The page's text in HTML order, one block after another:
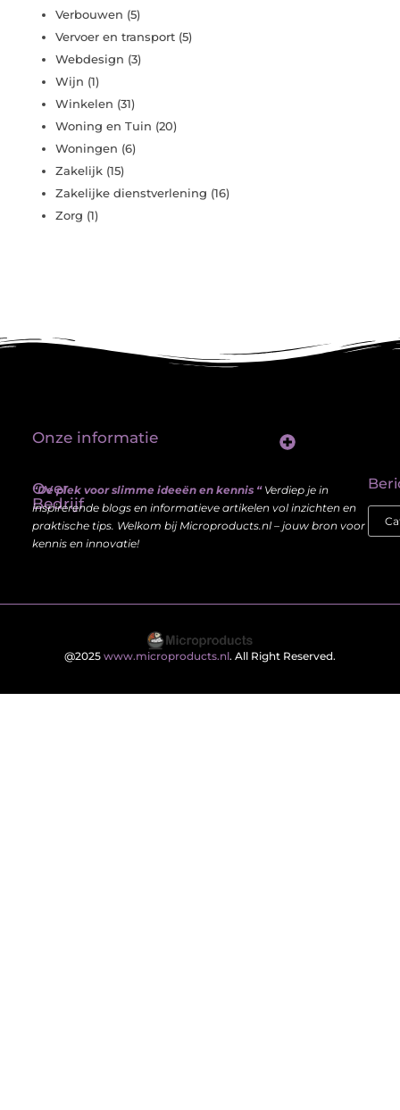
Verbouwen (5)
Vervoer en transport (5)
Webdesign (3)
Wijn (1)
Winkelen (31)
Woning en Tuin (20)
Woningen (6)
Zakelijk (15)
Zakelijke dienstverlening (16)
Zorg (1)
Over
Bedrijf
“De plek voor slimme ideeën en kennis “Verdiep je in
inspirerende blogs en informatieve artikelen vol inzichten en
praktische tips. Welkom bij Microproducts.nl – jouw bron voor
kennis en innovatie!
Onze informatie
@2025 www.microproducts.nl. All Right Reserved.